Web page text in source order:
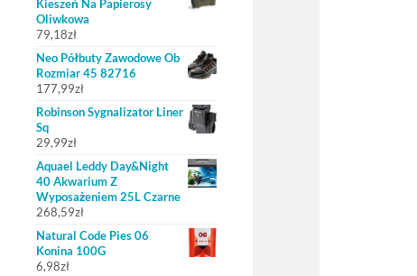
Kieszeń Na Papierosy
Oliwkowa
79,18zł
Neo Półbuty Zawodowe Ob
Rozmiar 45 82716
177,99zł
Robinson Sygnalizator Liner
Sq
29,99zł
Aquael Leddy Day&Night
40 Akwarium Z
Wyposażeniem 25L Czarne
268,59zł
Natural Code Pies 06
Konina 100G
6,98zł